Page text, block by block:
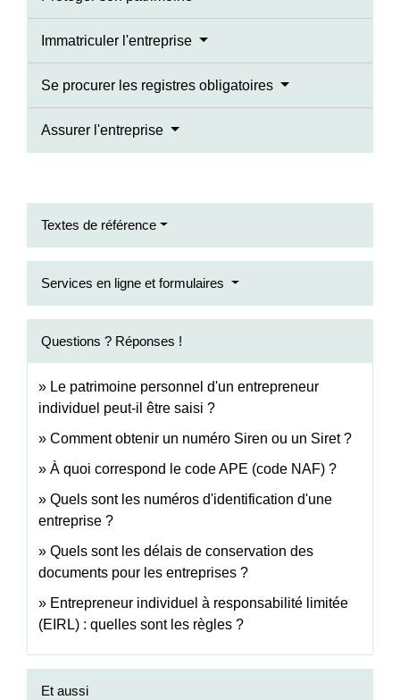
Immatriculer l'entreprise
Se procurer les registres obligatoires
Assurer l'entreprise
Textes de référence
Services en ligne et formulaires
Questions ? Réponses !
Le patrimoine personnel d'un entrepreneur
individuel peut-il être saisi ?
Comment obtenir un numéro Siren ou un Siret ?
À quoi correspond le code APE (code NAF) ?
Quels sont les numéros d'identification d'une
entreprise ?
Quels sont les délais de conservation des
documents pour les entreprises ?
Entrepreneur individuel à responsabilité limitée
(EIRL) : quelles sont les règles ?
Et aussi